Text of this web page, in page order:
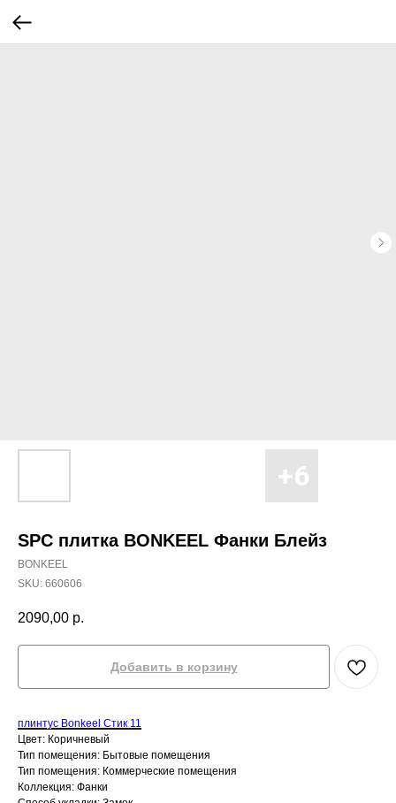
SPC плитка BONKEEL Фанки Блейз
BONKEEL
SKU: 660606
2090,00 р.
Добавить в корзину
плинтус Bonkeel Стик 11
Цвет: Коричневый
Тип помещения: Бытовые помещения
Тип помещения: Коммерческие помещения
Коллекция: Фанки